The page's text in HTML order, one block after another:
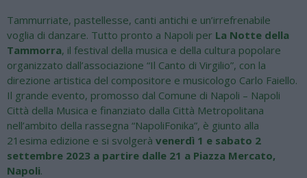
Tammurriate, pastellesse, canti antichi e un’irrefrenabile
voglia di danzare. Tutto pronto a Napoli per La Notte della
Tammorra, il festival della musica e della cultura popolare
organizzato dall’associazione “Il Canto di Virgilio”, con la
direzione artistica del compositore e musicologo Carlo Faiello.
Il grande evento, promosso dal Comune di Napoli – Napoli
Città della Musica e finanziato dalla Città Metropolitana
nell’ambito della rassegna “NapoliFonika”, è giunto alla
21esima edizione e si svolgerà venerdì 1 e sabato 2
settembre 2023 a partire dalle 21 a Piazza Mercato,
Napoli.